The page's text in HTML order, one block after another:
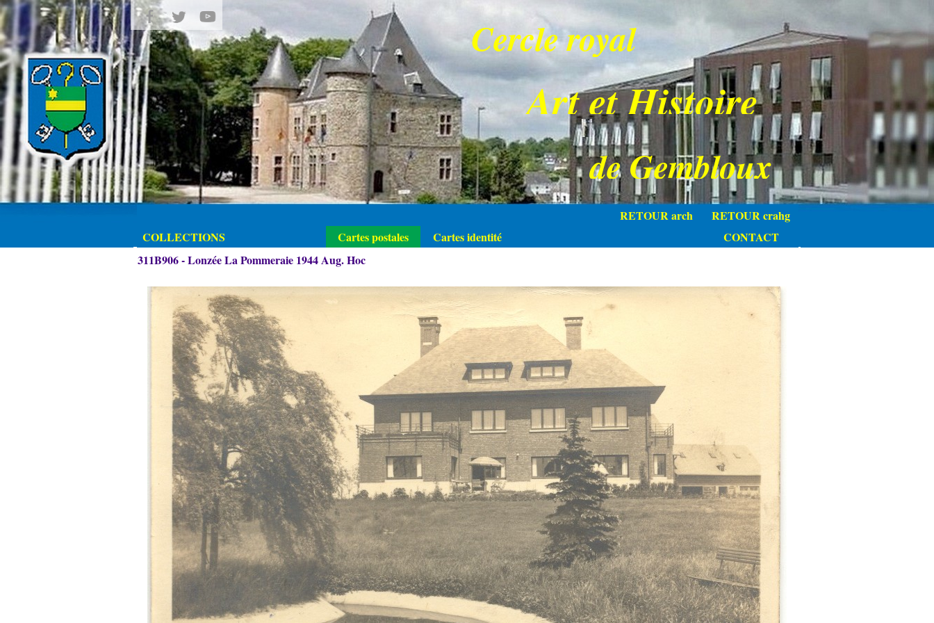
de Gembloux
Art et Histoire
Cercle royal
RETOUR arch
RETOUR crahg
COLLECTIONS
Cartes postales Cartes identité
CONTACT
311B906 - Lonzée La Pommeraie 1944 Aug. Hoc